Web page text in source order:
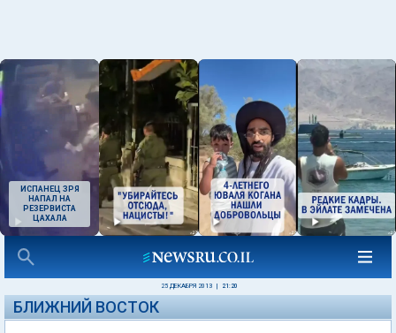
ИСПАНЕЦ ЗРЯ
НАПАЛ НА
РЕЗЕРВИСТА
ЦАХАЛА
25 ДЕКАБРЯ 2013 21:20
БЛИЖНИЙ ВОСТОК